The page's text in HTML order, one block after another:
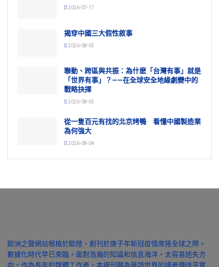
2026-07-17
揭穿中國三大假性敘事
2026-08-05
聯動、跨區與共振：為什麽「台灣有事」就是
「世界有事」？——在全球安全地緣劇變中的
戰略抉擇
2026-08-05
從一隻百元有找的北京烤鴨 看懂中國製造業
為何強大
2026-08-04
歐洲之聲網站根植於歐陸，創刊於庚子年新冠疫情席捲全球之際。
數據化時代早已來臨，面對浩瀚的知識和信息海洋，太容易迷失方
向。作為長年的媒體工作者，本網刊願為華語世界的讀者傳送平實